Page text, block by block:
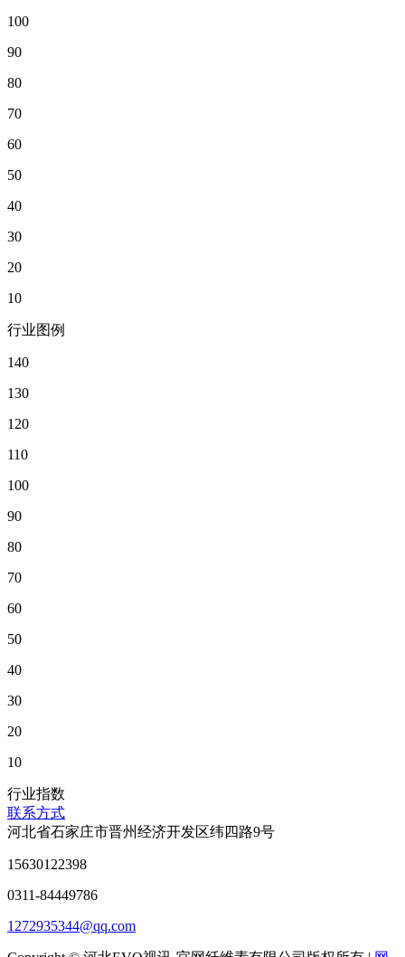
100
90
80
70
60
50
40
30
20
10
行业图例
140
130
120
110
100
90
80
70
60
50
40
30
20
10
行业指数
联系方式
河北省石家庄市晋州经济开发区纬四路9号
15630122398
0311-84449786
1272935344@qq.com